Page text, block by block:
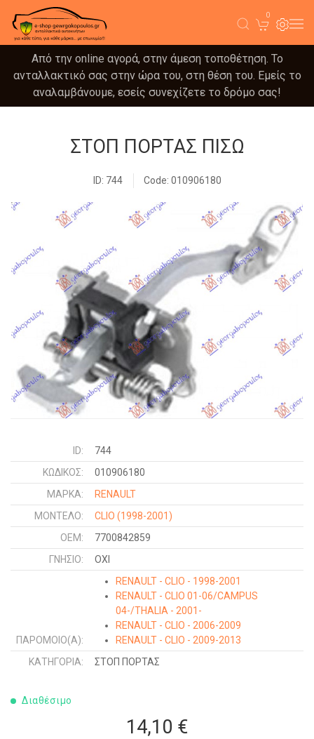
0
Από την online αγορά, στην άμεση τοποθέτηση. Το
ανταλλακτικό σας στην ώρα του, στη θέση του. Εμείς το
αναλαμβάνουμε, εσείς συνεχίζετε το δρόμο σας!
ΣΤΟΠ ΠΟΡΤΑΣ ΠΙΣΩ
ID: 744 Code: 010906180
ID:
744
ΚΩΔΙΚΌΣ:
010906180
ΜΑΡΚΑ:
RENAULT
ΜΟΝΤΕΛΟ:
CLIO (1998-2001)
OEM:
7700842859
ΓΝΉΣΙΟ:
ΟΧΙ
ΠΑΡΌΜΟΙΟ(Α):
RENAULT - CLIO - 1998-2001
RENAULT - CLIO 01-06/CAMPUS
04-/THALIA - 2001-
RENAULT - CLIO - 2006-2009
RENAULT - CLIO - 2009-2013
ΚΑΤΗΓΟΡΊΑ:
ΣΤΟΠ ΠΟΡΤΑΣ
Διαθέσιμο
14,10 €